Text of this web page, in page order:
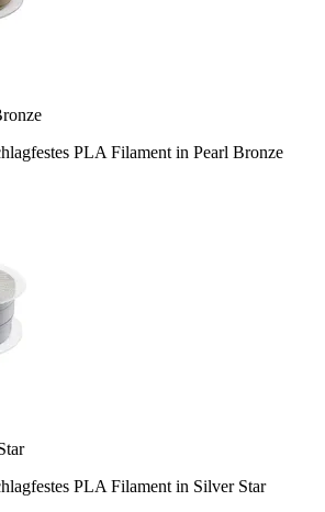
PLA Filament in Pearl Bronze
PLA Filament in Silver Star